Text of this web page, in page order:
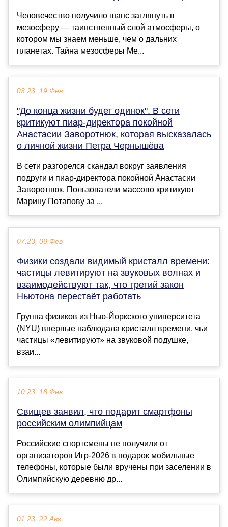
Человечество получило шанс заглянуть в
мезосферу — таинственный слой атмосферы, о
котором мы знаем меньше, чем о дальних
планетах. Тайна мезосферы Ме...
03:23, 19 Фев
"До конца жизни будет одинок". В сети
критикуют пиар-директора покойной
Анастасии Заворотнюк, которая высказалась
о личной жизни Петра Чернышёва
В сети разгорелся скандал вокруг заявления
подруги и пиар-директора покойной Анастасии
Заворотнюк. Пользователи массово критикуют
Марину Потапову за ...
07:23, 09 Фев
Физики создали видимый кристалл времени:
частицы левитируют на звуковых волнах и
взаимодействуют так, что третий закон
Ньютона перестаёт работать
Группа физиков из Нью-Йоркского университета
(NYU) впервые наблюдала кристалл времени, чьи
частицы «левитируют» на звуковой подушке,
взаи...
10:23, 18 Фев
Свищев заявил, что подарит смартфоны
российским олимпийцам
Российские спортсмены не получили от
организаторов Игр-2026 в подарок мобильные
телефоны, которые были вручены при заселении в
Олимпийскую деревню др...
01:23, 22 Авг